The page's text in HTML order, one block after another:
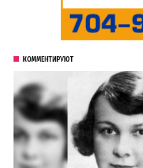
КОММЕНТИРУЮТ